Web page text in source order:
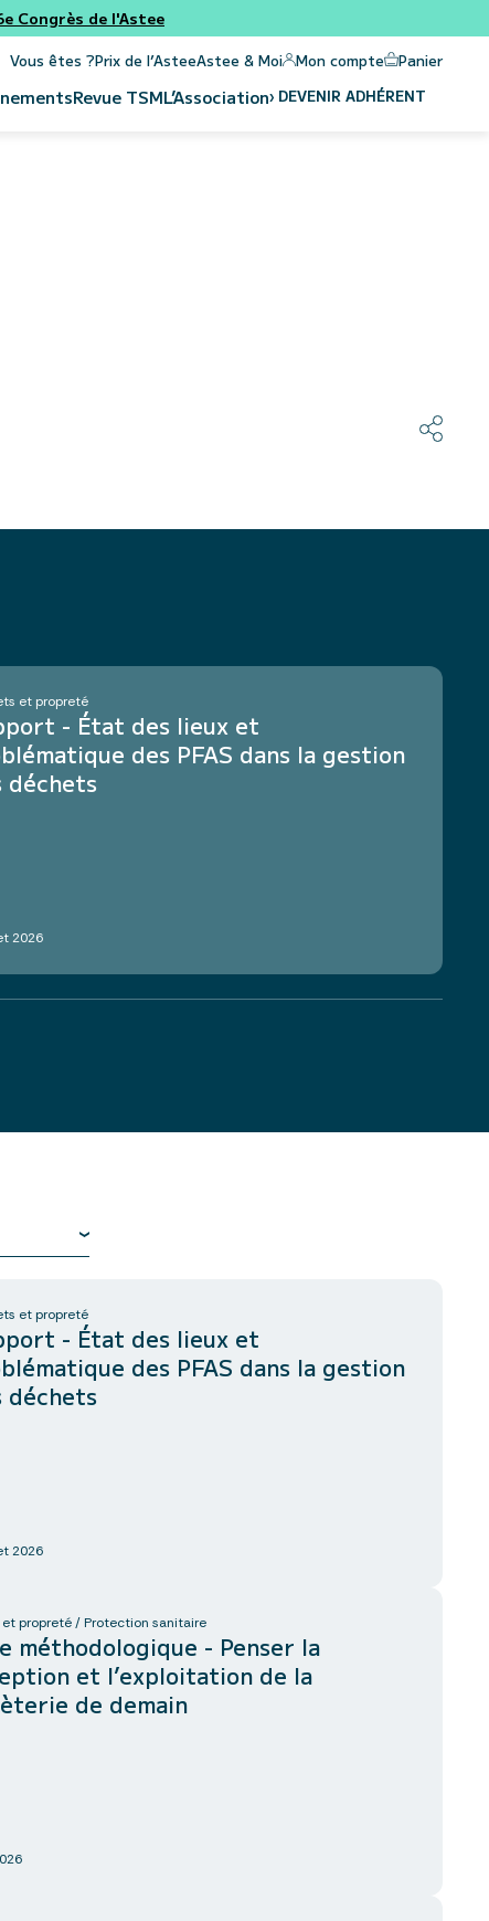
Congrès de l'Astee
Vous êtes ?Prix de l’AsteeAstee & Moi Mon compte Panier
Revue TSML’Association› DEVENIR ADHÉRENT
et propreté
- État des lieux et
des PFAS dans la gestion
déchets
2026
et propreté
- État des lieux et
des PFAS dans la gestion
déchets
2026
propreté / Protection sanitaire
méthodologique - Penser la
et l’exploitation de la
de demain